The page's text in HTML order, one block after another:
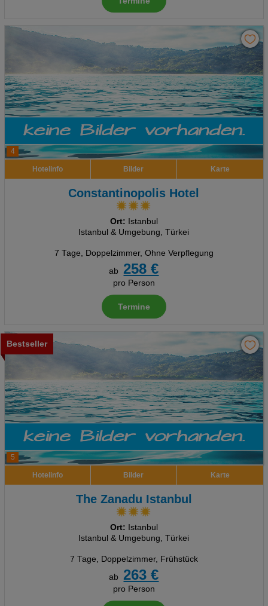
4
Hotelinfo Bilder Karte
Constantinopolis Hotel
Ort: Istanbul
Istanbul & Umgebung, Türkei
7 Tage, Doppelzimmer, Ohne Verpflegung
ab
258 €
pro Person
Termine
5
Bestseller
Hotelinfo Bilder Karte
The Zanadu Istanbul
Ort: Istanbul
Istanbul & Umgebung, Türkei
7 Tage, Doppelzimmer, Frühstück
ab
263 €
pro Person